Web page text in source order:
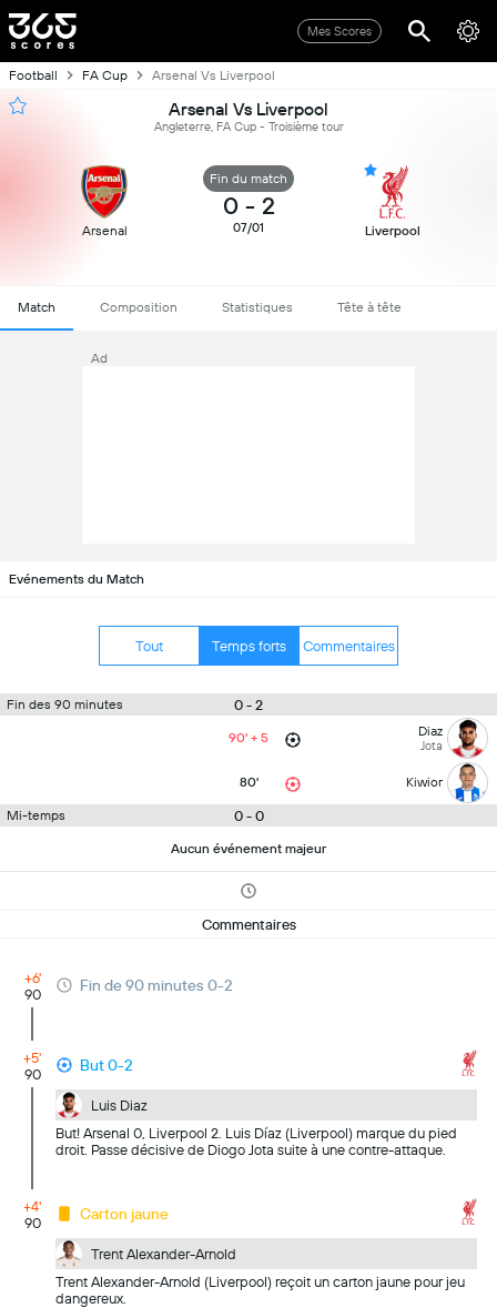
Mes Scores
Football FA Cup Arsenal Vs Liverpool
Arsenal Vs Liverpool
Angleterre, FA Cup - Troisième tour
Arsenal
Fin du match
0 - 2
07/01 Liverpool
Match Composition Statistiques Tête à tête
Ad
Evénements du Match
Tout Temps forts Commentaires
Fin des 90 minutes 0 - 2
90' + 5 Diaz
Jota
80' Kiwior
Mi-temps 0 - 0
Aucun événement majeur
Commentaires
+6'
90
Fin de 90 minutes 0-2
+5'
90
But 0-2
Luis Diaz
But! Arsenal 0, Liverpool 2. Luis Díaz (Liverpool) marque du pied
droit. Passe décisive de Diogo Jota suite à une contre-attaque.
+4'
90
Carton jaune
Trent Alexander-Arnold
Trent Alexander-Arnold (Liverpool) reçoit un carton jaune pour jeu
dangereux.